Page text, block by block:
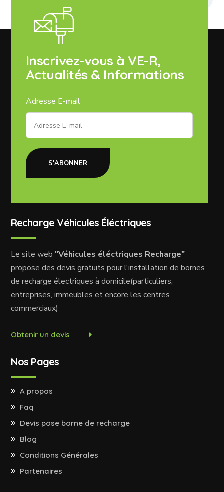
Inscrivez-vous à VE-R,
Actualités & Informations
Adresse E-mail
S'ABONNER
Recharge Véhicules Éléctriques
Le site web "Véhicules éléctriques Recharge"
propose des devis gratuits pour l'installation de bornes
de recharge électriques à domicile(particuliers,
entreprises, immeubles et encore les centres
commerciaux)
Obtenir un devis
Nos Pages
A propos
Faq
Devis pose borne de recharge
Blog
Conditions Générales
Partenaires